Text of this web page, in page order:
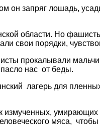
он запряг лошадь,
области. Но
свои порядки,
прокалывали
нас от беды.
лагерь для
мяса, чтобы